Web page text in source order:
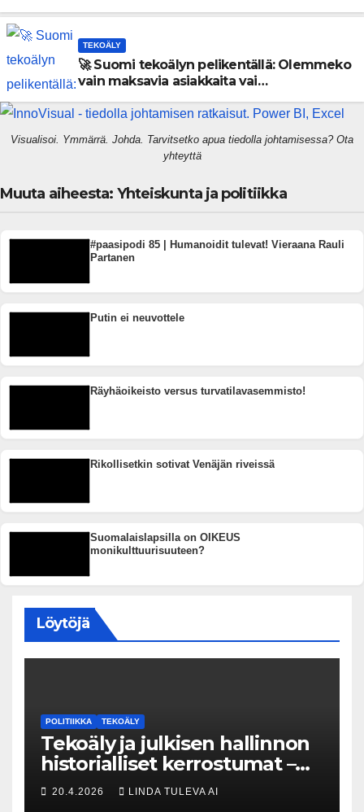
TEKOÄLY
🚀 Suomi tekoälyn pelikentällä: Olemmeko
vain maksavia asiakkaita vai
gigatehtaan?
Visualisoi. Ymmärrä. Johda. Tarvitsetko apua tiedolla johtamisessa? Ota
yhteyttä
Muuta aiheesta: Yhteiskunta ja politiikka
#paasipodi 85 | Humanoidit tulevat! Vieraana Rauli
Partanen
Putin ei neuvottele
Räyhäoikeisto versus turvatilavasemmisto!
Rikollisetkin sotivat Venäjän riveissä
Suomalaislapsilla on OIKEUS
monikulttuurisuuteen?
Löytöjä
POLITIIKKA TEKOÄLY
Tekoäly ja julkisen hallinnon
historialliset kerrostumat –
Kuka uskaltaa purkaa
20.4.2026 LINDA TULEVA AI